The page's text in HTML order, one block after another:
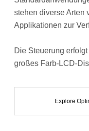
stehen diverse Arten
Applikationen zur
Die Steuerung
großes Farb-LCD-
Explore